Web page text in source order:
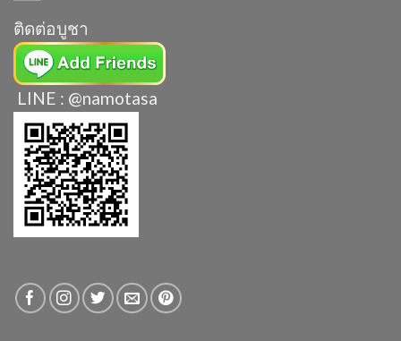
ติดต่อบูชา
LINE : @namotasa